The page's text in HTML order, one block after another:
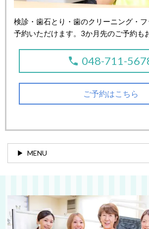
検診・歯石とり・歯のクリーニング・
予約いただけます。3か月先のご予約も
048-711-
ご予約はこちら
MENU